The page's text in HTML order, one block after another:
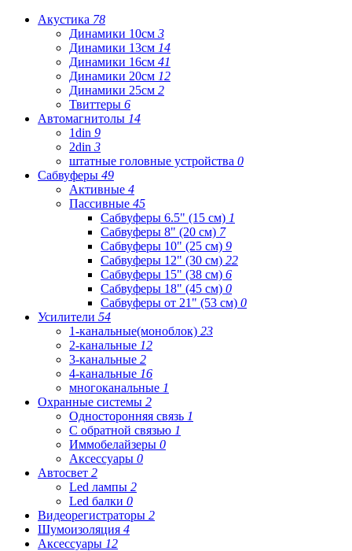
Акустика 78
Динамики 10см 3
Динамики 13см 14
Динамики 16см 41
Динамики 20см 12
Динамики 25см 2
Твиттеры 6
Автомагнитолы 14
1din 9
2din 3
штатные головные устройства 0
Сабвуферы 49
Активные 4
Пассивные 45
Сабвуферы 6.5" (15 см) 1
Сабвуферы 8" (20 см) 7
Сабвуферы 10" (25 см) 9
Сабвуферы 12" (30 см) 22
Сабвуферы 15" (38 см) 6
Сабвуферы 18" (45 см) 0
Сабвуферы от 21" (53 см) 0
Усилители 54
1-канальные(моноблок) 23
2-канальные 12
3-канальные 2
4-канальные 16
многоканальные 1
Охранные системы 2
Односторонняя связь 1
С обратной связью 1
Иммобелайзеры 0
Аксессуары 0
Автосвет 2
Led лампы 2
Led балки 0
Видеорегистраторы 2
Шумоизоляция 4
Аксессуары 12